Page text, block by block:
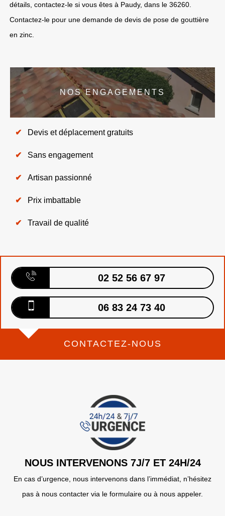
détails, contactez-le si vous êtes à Paudy, dans le 36260.
Contactez-le pour une demande de devis de pose de gouttière
en zinc.
NOS ENGAGEMENTS
Devis et déplacement gratuits
Sans engagement
Artisan passionné
Prix imbattable
Travail de qualité
02 52 56 67 97
06 83 24 73 40
CONTACTEZ-NOUS
NOUS INTERVENONS 7J/7 ET 24H/24
En cas d’urgence, nous intervenons dans l’immédiat, n’hésitez
pas à nous contacter via le formulaire ou à nous appeler.